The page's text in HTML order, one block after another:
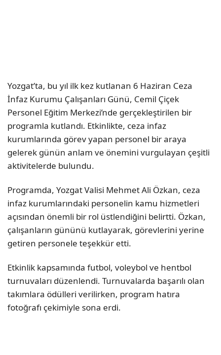
Yozgat’ta, bu yıl ilk kez kutlanan 6 Haziran Ceza
İnfaz Kurumu Çalışanları Günü, Cemil Çiçek
Personel Eğitim Merkezi’nde gerçekleştirilen bir
programla kutlandı. Etkinlikte, ceza infaz
kurumlarında görev yapan personel bir araya
gelerek günün anlam ve önemini vurgulayan çeşitli
aktivitelerde bulundu.
Programda, Yozgat Valisi Mehmet Ali Özkan, ceza
infaz kurumlarındaki personelin kamu hizmetleri
açısından önemli bir rol üstlendiğini belirtti. Özkan,
çalışanların gününü kutlayarak, görevlerini yerine
getiren personele teşekkür etti.
Etkinlik kapsamında futbol, voleybol ve hentbol
turnuvaları düzenlendi. Turnuvalarda başarılı olan
takımlara ödülleri verilirken, program hatıra
fotoğrafı çekimiyle sona erdi.